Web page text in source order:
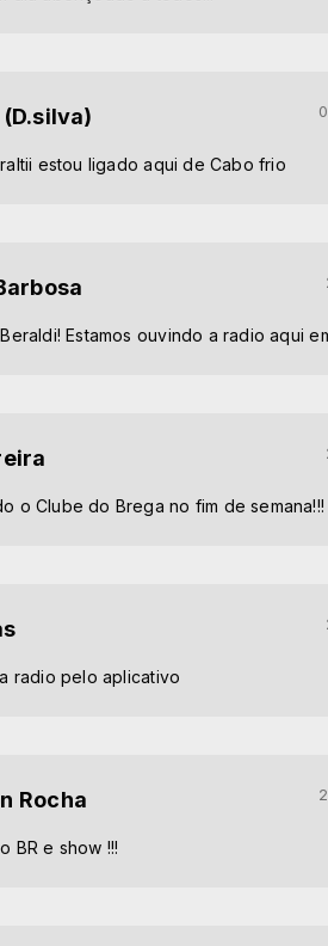
estou ligado aqui de Cabo frio
Estamos ouvindo a radio aqui
o Clube do Brega no fim de semana!!!
radio pelo aplicativo
Rocha
BR e show !!!